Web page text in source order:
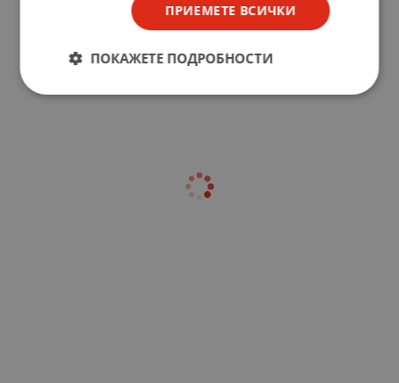
ПРИЕМЕТЕ ВСИЧКИ
ПОКАЖЕТЕ ПОДРОБНОСТИ